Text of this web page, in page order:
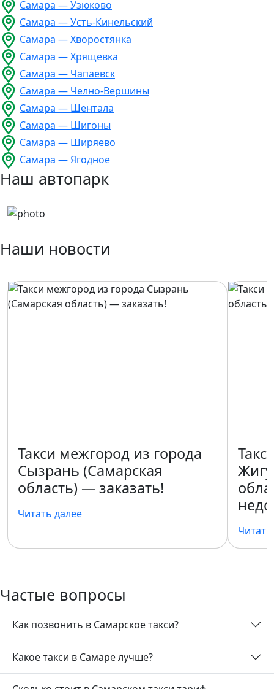
Самара — Узюково
Самара — Усть-Кинельский
Самара — Хворостянка
Самара — Хрящевка
Самара — Чапаевск
Самара — Челно-Вершины
Самара — Шентала
Самара — Шигоны
Самара — Ширяево
Самара — Ягодное
Наш автопарк
Previous
Наши новости
Такси межгород из города
Сызрань (Самарская
область) — заказать!
Читать далее
Частые вопросы
Как позвонить в Самарское такси?
Какое такси в Самаре лучше?